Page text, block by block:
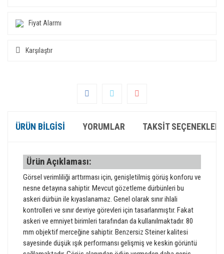
Fiyat Alarmı
Karşılaştır
ÜRÜN BILGISI YORUMLAR TAKSIT SEÇENEKLERI
Ürün Açıklaması:
Görsel verimliliği arttırması için, genişletilmiş görüş konforu ve
nesne detayına sahiptir. Mevcut gözetleme dürbünleri bu
askeri dürbün ile kıyaslanamaz. Genel olarak sınır ihlali
kontrolleri ve sınır devriye görevleri için tasarlanmıştır. Fakat
askeri ve emniyet birimleri tarafından da kullanılmaktadır. 80
mm objektif merceğine sahiptir. Benzersiz Steiner kalitesi
sayesinde düşük ışık performansı gelişmiş ve keskin görüntü